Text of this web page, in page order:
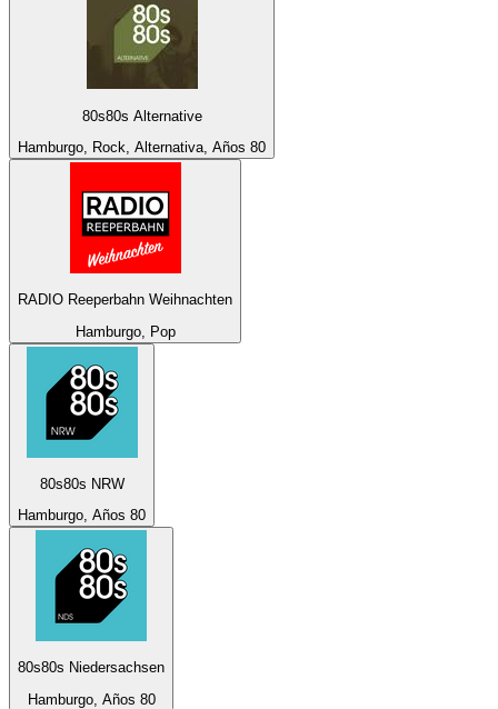
80s80s Alternative
Hamburgo, Rock, Alternativa, Años 80
RADIO Reeperbahn Weihnachten
Hamburgo, Pop
80s80s NRW
Hamburgo, Años 80
80s80s Niedersachsen
Hamburgo, Años 80